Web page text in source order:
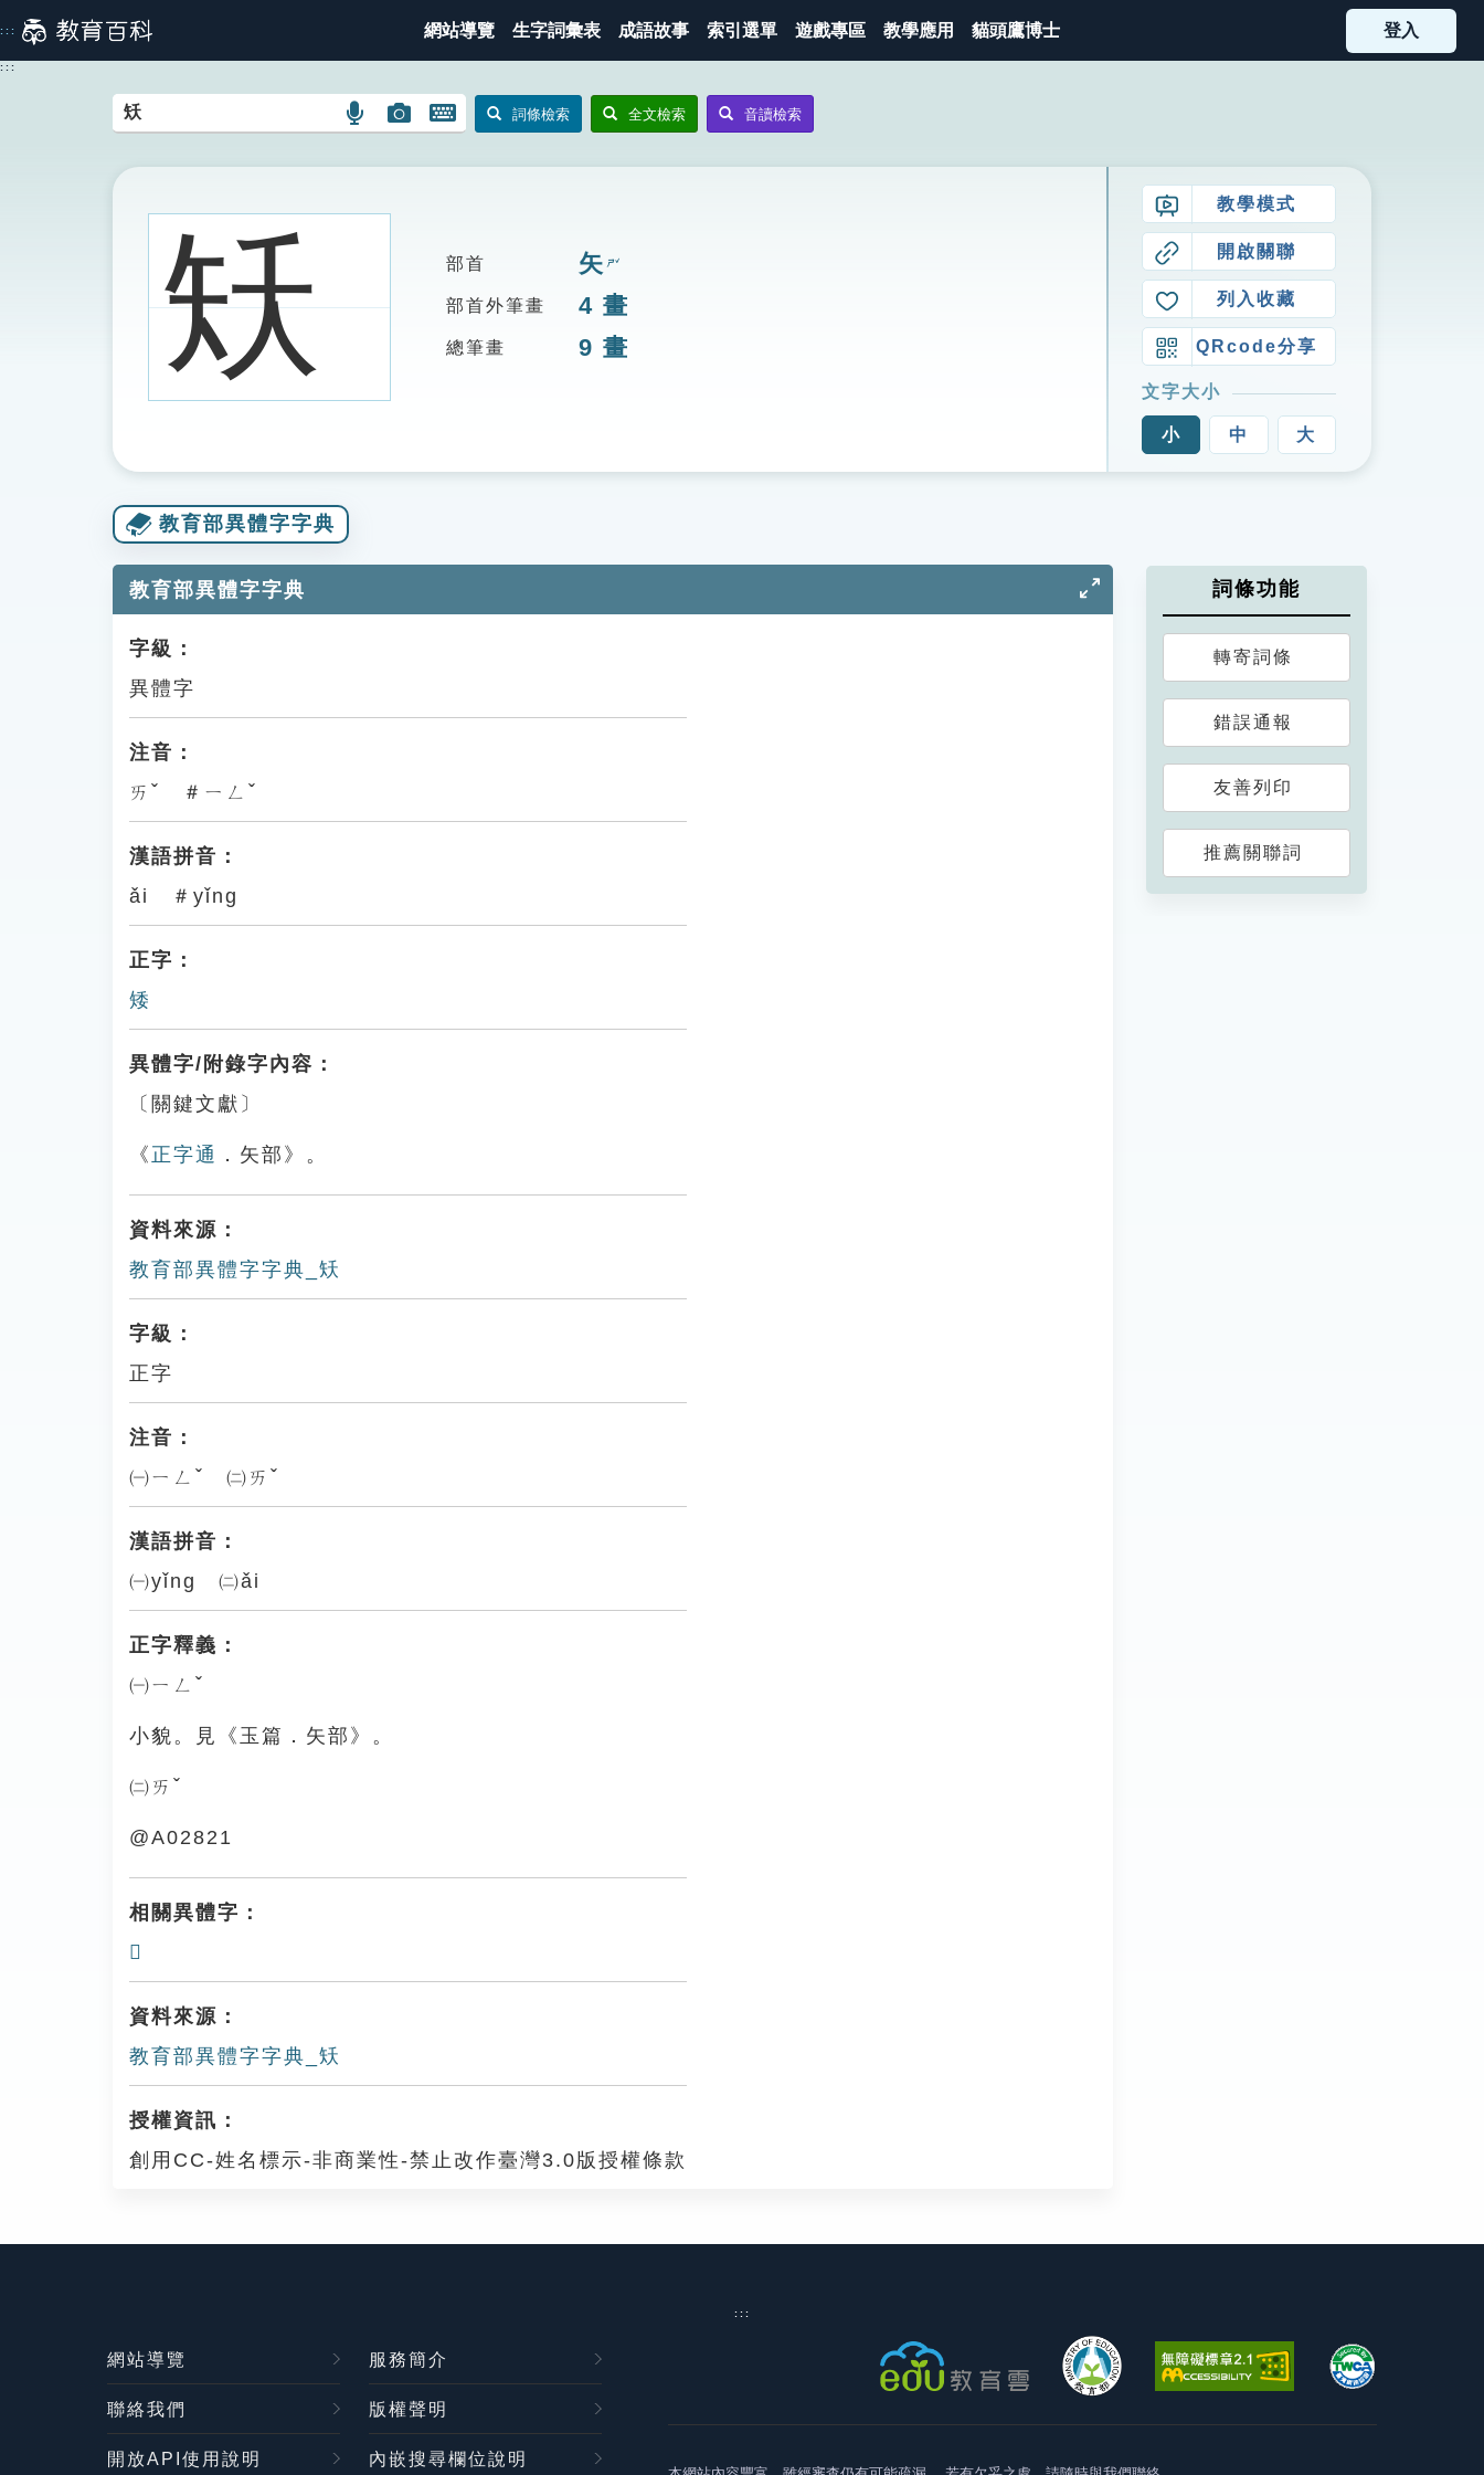
到
主
::: 網站導覽 生字詞彙表 成語故事 索引選單 遊戲專區 教學應用 貓頭鷹博士 登入
:::
語
搜
圖
圖
搜
開
鍵
詞條檢索 全文檢索 音讀檢索
矨 部首 矢 ㄕˇ
部首外筆畫 4 畫
總筆畫 9 畫
教學模式
開啟關聯
列入收藏
QRcode分享
文字大小
小 中 大
教育部異體字字典
教育部異體字字典
字級：
異體字
注音：
ㄞˇ ＃ㄧㄥˇ
漢語拼音：
ǎi ＃yǐng
正字：
矮
異體字/附錄字內容：
〔關鍵文獻〕
《 正字通 ．矢部》。
資料來源：
教育部異體字字典_矨
字級：
正字
注音：
㈠ㄧㄥˇ ㈡ㄞˇ
漢語拼音：
㈠yǐng ㈡ǎi
正字釋義：
㈠ㄧㄥˇ
小貌。見《玉篇．矢部》。
㈡ㄞˇ
@A02821
相關異體字：
𥏎
資料來源：
教育部異體字字典_矨
授權資訊：
創用CC-姓名標示-非商業性-禁止改作臺灣3.0版授權條款
詞條功能
轉寄詞條
錯誤通報
友善列印
推薦關聯詞
:::
網站導覽 服務簡介
聯絡我們 版權聲明
開放API使用說明 內嵌搜尋欄位說明